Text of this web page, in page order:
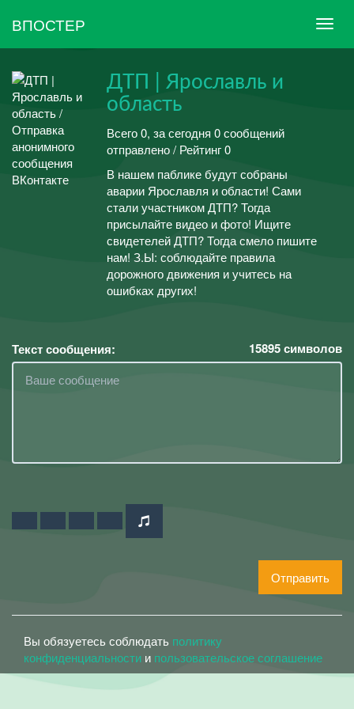
ВПОСТЕР
ДТП | Ярославль и
область
Всего 0, за сегодня 0 сообщений
отправлено / Рейтинг 0
В нашем паблике будут собраны
аварии Ярославля и области! Сами
стали участником ДТП? Тогда
присылайте видео и фото! Ищите
свидетелей ДТП? Тогда смело пишите
нам! З.Ы: соблюдайте правила
дорожного движения и учитесь на
ошибках других!
Текст сообщения: 15895символов
Отправить
Вы обязуетесь соблюдать политику
конфиденциальности и пользовательское соглашение